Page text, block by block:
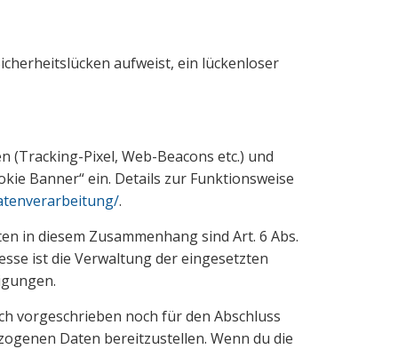
aufweist, ein lückenloser
Pixel, Web-Beacons etc.) und
Banner“ ein. Details zur Funktionsweise
.
in diesem Zusammenhang sind Art. 6 Abs.
ist die Verwaltung der eingesetzten
vorgeschrieben noch für den Abschluss
Daten bereitzustellen. Wenn du die